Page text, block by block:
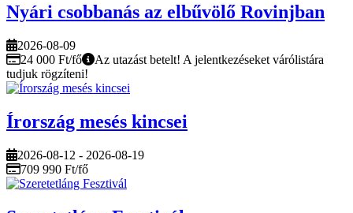
Nyári csobbanás az elbűvölő Rovinjban
2026-08-09
24 000 Ft/fő
Az utazást betelt! A jelentkezéseket várólistára
tudjuk rögzíteni!
Írország mesés kincsei
2026-08-12 - 2026-08-19
709 990 Ft/fő